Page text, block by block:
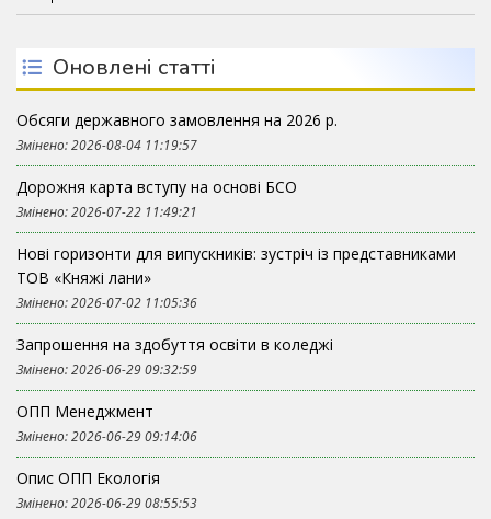
Оновлені статті
Обсяги державного замовлення на 2026 р.
Змінено: 2026-08-04 11:19:57
Дорожня карта вступу на основі БСО
Змінено: 2026-07-22 11:49:21
Нові горизонти для випускників: зустріч із представниками
ТОВ «Княжі лани»
Змінено: 2026-07-02 11:05:36
Запрошення на здобуття освіти в коледжі
Змінено: 2026-06-29 09:32:59
ОПП Менеджмент
Змінено: 2026-06-29 09:14:06
Опис ОПП Екологія
Змінено: 2026-06-29 08:55:53